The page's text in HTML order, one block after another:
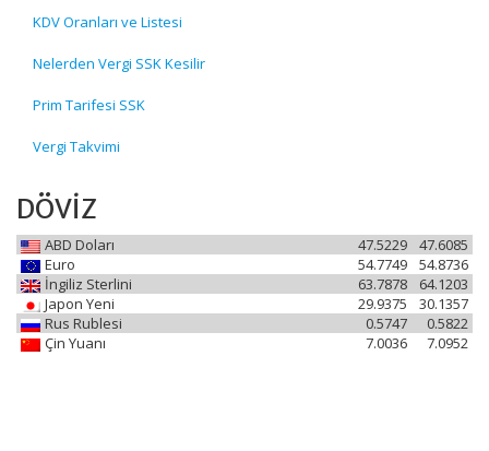
KDV Oranları ve Listesi
Nelerden Vergi SSK Kesilir
Prim Tarifesi SSK
Vergi Takvimi
DÖVİZ
ABD Doları 47.6085
47.5229
Euro
54.8736
54.7749
İngiliz Sterlini
64.1203
63.7878
Japon Yeni
30.1357
29.9375
Rus Rublesi
0.5822
0.5747
Çin Yuanı
7.0952
7.0036